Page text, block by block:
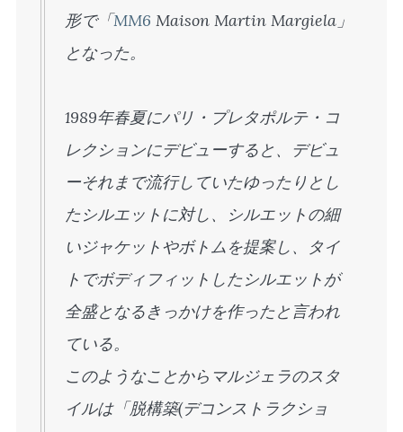
形で「MM6 Maison Martin Margiela」
となった。
1989年春夏にパリ・プレタポルテ・コ
レクションにデビューすると、デビュ
ーそれまで流行していたゆったりとし
たシルエットに対し、シルエットの細
いジャケットやボトムを提案し、タイ
トでボディフィットしたシルエットが
全盛となるきっかけを作ったと言われ
ている。
このようなことからマルジェラのスタ
イルは「脱構築(デコンストラクショ